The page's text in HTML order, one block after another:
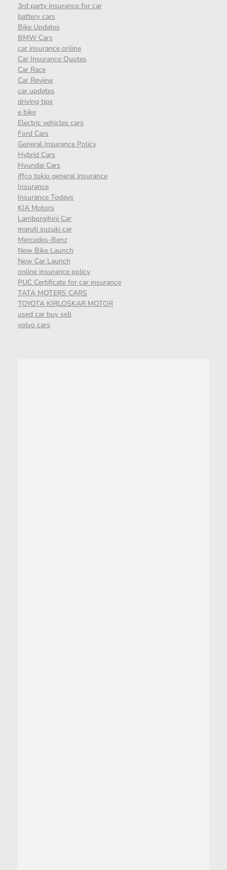
3rd party insurance for car
battery cars
Bike Updates
BMW Cars
car insurance online
Car Insurance Quotes
Car Race
Car Review
car updates
driving tips
e bike
Electric vehicles cars
Ford Cars
General Insurance Policy
Hybrid Cars
Hyundai Cars
iffco tokio general insurance
Insurance
Insurance Todays
KIA Motors
Lamborgihini Car
maruti suzuki car
Mercedes-Benz
New Bike Launch
New Car Launch
online insurance policy
PUC Certificate for car insurance
TATA MOTERS CARS
TOYOTA KIRLOSKAR MOTOR
used car buy sell
volvo cars